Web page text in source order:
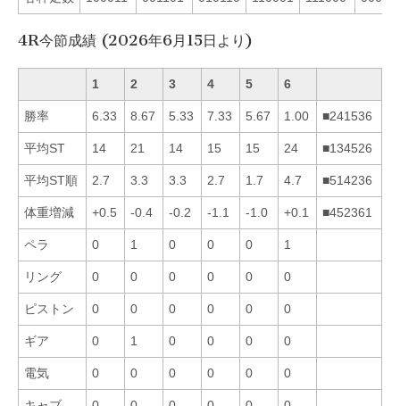
4R今節成績 (2026年6月15日より)
1 2 3 4 5 6
勝率 6.33 8.67 5.33 7.33 5.67 1.00 ■241536
平均ST 14 21 14 15 15 24 ■134526
平均ST順 2.7 3.3 3.3 2.7 1.7 4.7 ■514236
体重増減 +0.5 -0.4 -0.2 -1.1 -1.0 +0.1 ■452361
ペラ 0 1 0 0 0 1
リング 0 0 0 0 0 0
ピストン 0 0 0 0 0 0
ギア 0 1 0 0 0 0
電気 0 0 0 0 0 0